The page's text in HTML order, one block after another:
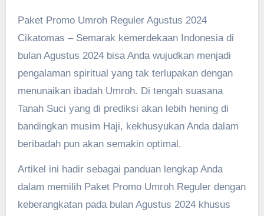
Paket Promo Umroh Reguler Agustus 2024
Cikatomas – Semarak kemerdekaan Indonesia di
bulan Agustus 2024 bisa Anda wujudkan menjadi
pengalaman spiritual yang tak terlupakan dengan
menunaikan ibadah Umroh. Di tengah suasana
Tanah Suci yang di prediksi akan lebih hening di
bandingkan musim Haji, kekhusyukan Anda dalam
beribadah pun akan semakin optimal.
Artikel ini hadir sebagai panduan lengkap Anda
dalam memilih Paket Promo Umroh Reguler dengan
keberangkatan pada bulan Agustus 2024 khusus